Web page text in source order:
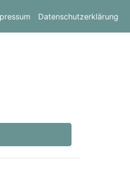
Datenschutzerklärung